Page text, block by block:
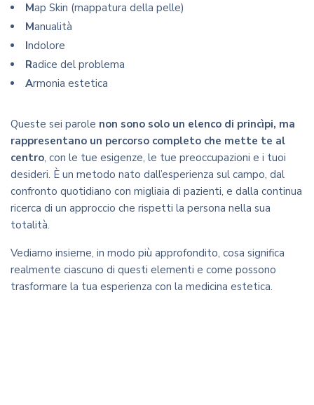
Map Skin (mappatura della pelle)
Manualità
Indolore
Radice del problema
Armonia estetica
Queste sei parole non sono solo un elenco di princìpi, ma
rappresentano un percorso completo che mette te al
centro, con le tue esigenze, le tue preoccupazioni e i tuoi
desideri. È un metodo nato dall’esperienza sul campo, dal
confronto quotidiano con migliaia di pazienti, e dalla continua
ricerca di un approccio che rispetti la persona nella sua
totalità.
Vediamo insieme, in modo più approfondito, cosa significa
realmente ciascuno di questi elementi e come possono
trasformare la tua esperienza con la medicina estetica.